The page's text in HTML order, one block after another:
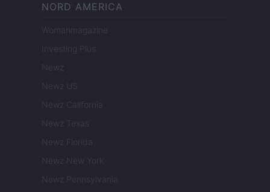
NORD AMERICA
Womanmagazine
Investing Plus
Newz
Newz US
Newz California
Newz Texas
Newz Florida
Newz New York
Newz Pennsylvania